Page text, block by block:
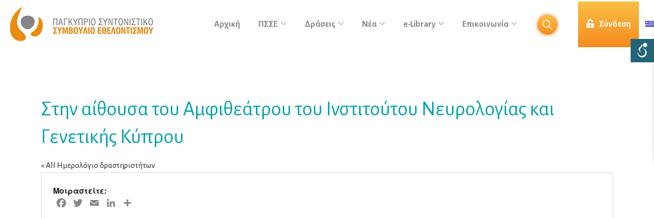
Αρχική ΠΣΣΕ Δράσεις Νέα e-Library Επικοινωνία Σύνδεση
Στην αίθουσα του Αμφιθεάτρου του Ινστιτούτου Νευρολογίας και
Γενετικής Κύπρου
« All Ημερολόγιο δραστηριοτήτων
Μοιραστείτε:
Facebook
Twitter Email LinkedIn